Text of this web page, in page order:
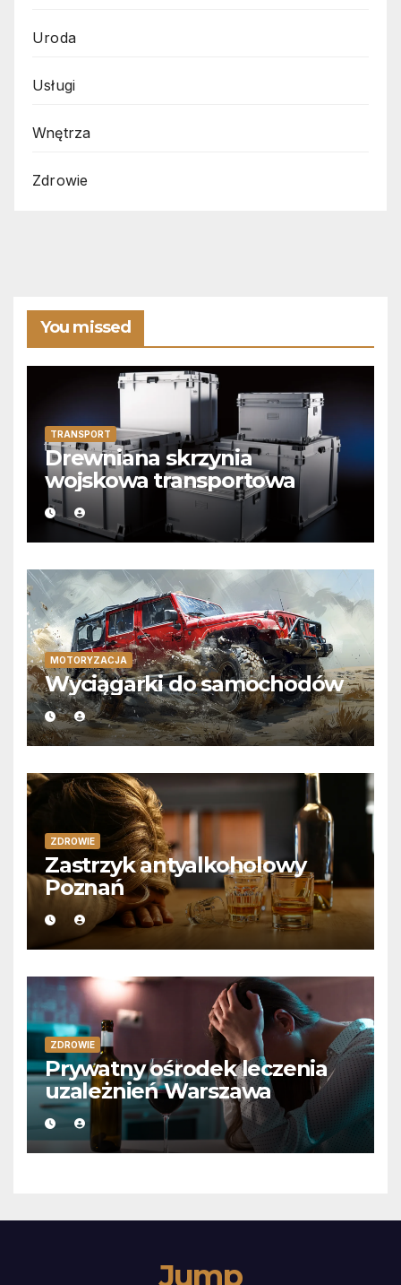
Uroda
Usługi
Wnętrza
Zdrowie
You missed
TRANSPORT
Drewniana skrzynia
wojskowa transportowa
MOTORYZACJA
Wyciągarki do samochodów
ZDROWIE
Zastrzyk antyalkoholowy
Poznań
ZDROWIE
Prywatny ośrodek leczenia
uzależnień Warszawa
Jump